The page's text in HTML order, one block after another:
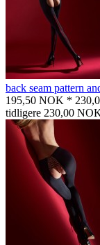
back seam pattern
195,50 NOK *
tidligere 230,00